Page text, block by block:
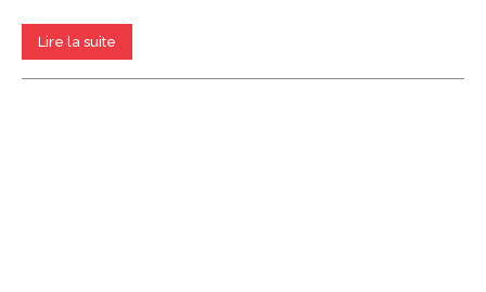
Lire la suite